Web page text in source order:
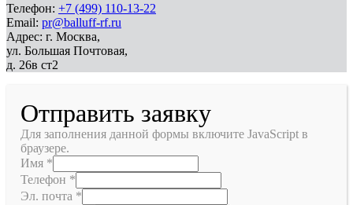
Телефон: +7 (499) 110-13-22
Email: pr@balluff-rf.ru
Адрес: г. Москва,
ул. Большая Почтовая,
д. 26в ст2
Отправить заявку
Для заполнения данной формы включите JavaScript в
браузере.
Имя *
Телефон *
Эл. почта *